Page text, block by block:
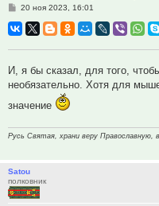
Сообщение
20 ноя 2023, 16:01
И, я бы сказал, для того,
необязательно. Хотя для
значение
Русь Святая, храни веру Православную,
Satou
полковник